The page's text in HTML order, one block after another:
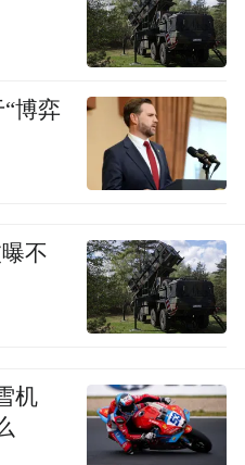
D级合规化工园区、
过本地院校定向培养
离岸科创中心，构建
博弈
不
机